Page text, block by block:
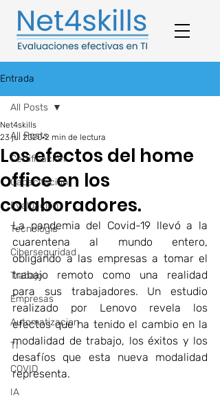
Entrada
All Posts
Certificación
Capacitación
Evaluación
Tecnología
Ciberseguridad
Trabajo
Empresas
Automatizacion
TI
COVID
IA
All Posts
Los efectos del home
office en los
colaboradores.
Net4skills
23 jul 2020 2 min de lectura
La pandemia del Covid-19 llevó a la
cuarentena al mundo entero,
obligando a las empresas a tomar el
trabajo remoto como una realidad
para sus trabajadores. Un estudio
realizado por Lenovo revela los
efectos que ha tenido el cambio en la
modalidad de trabajo, los éxitos y los
desafíos que esta nueva modalidad
representa.